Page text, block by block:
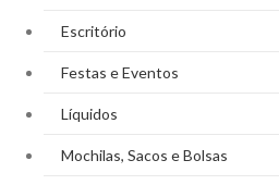
Escritório
Festas e Eventos
Líquidos
Mochilas, Sacos e Bolsas